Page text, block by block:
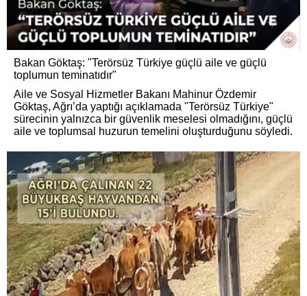
Bakan Göktaş: "Terörsüz Türkiye güçlü aile ve güçlü
toplumun teminatıdır"
Aile ve Sosyal Hizmetler Bakanı Mahinur Özdemir
Göktaş, Ağrı’da yaptığı açıklamada "Terörsüz Türkiye"
sürecinin yalnızca bir güvenlik meselesi olmadığını, güçlü
aile ve toplumsal huzurun temelini oluşturduğunu söyledi.